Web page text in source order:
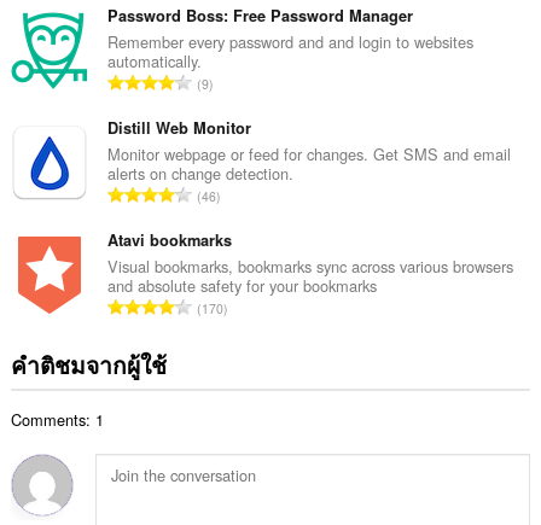
น
น
ร
ว
ม
ทั้
ง
ห
ด
:
ว
น
ค
ะ
น
น
ร
ว
ม
ทั้
ง
ห
Password Boss: Free Password Manager
Remember every password and and login to websites
automatically.
จำ
ว
น
ค
ะ
น
น
ร
ว
ง
ด
9
Distill Web Monitor
Monitor webpage or feed for changes. Get SMS and email
alerts on change detection.
จำ
ว
น
ค
ะ
น
ม
ทั้
46
Atavi bookmarks
Visual bookmarks, bookmarks sync across various browsers
and absolute safety for your bookmarks
จำ
แ
น
170
คำติชมจากผู้ใช้
Comments: 1